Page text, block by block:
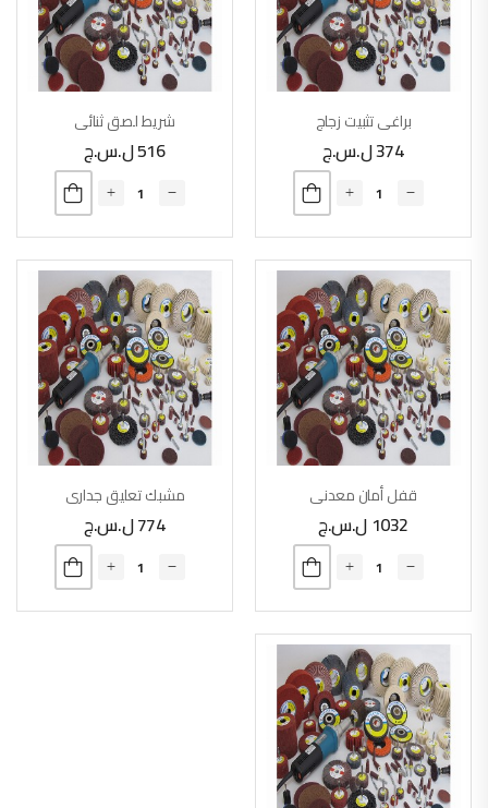
براغي تثبيت زجاج
374ل.س.ج
شريط لصق ثنائي
516ل.س.ج
قفل أمان معدني
1032 ل.س.ج
مشبك تعليق جداري
774ل.س.ج